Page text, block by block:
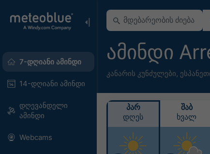
7-დღიანი ამინდი
14-დღიანი ამინდი
დღევანდელი
ამინდი
Webcams
ამინდი
კანარის კუნძულები,
ᲞᲐᲠ
დღეს
ᲨᲐᲑ
ხვალ